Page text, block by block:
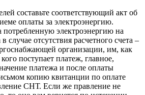
составьте соответствующий акт об
оплаты за электроэнергию.
потребленную электроэнергию на
случае отсутствия расчетного счета –
организации, им, как
поступает платеж, главное,
платежа и после оплаты
копию квитанции по оплате
СНТ. Если же правление не